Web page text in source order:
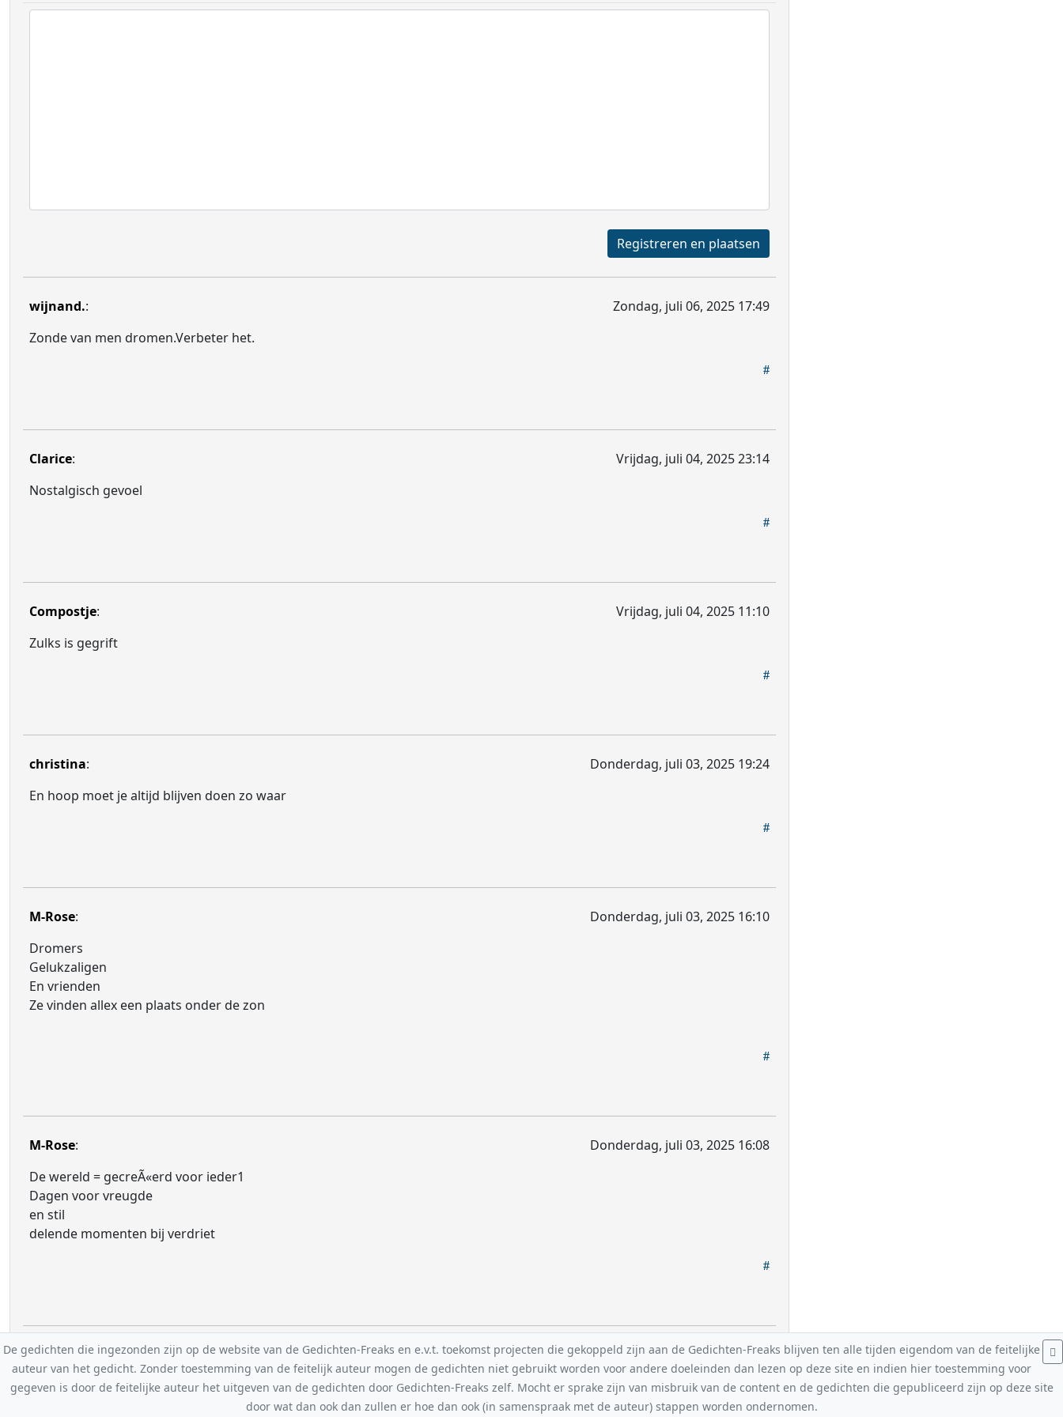
Registreren en plaatsen
wijnand.:
Zondag, juli 06, 2025 17:49
Zonde van men dromen.Verbeter het.
Clarice:
Vrijdag, juli 04, 2025 23:14
Nostalgisch gevoel
Compostje:
Vrijdag, juli 04, 2025 11:10
Zulks is gegrift
christina:
Donderdag, juli 03, 2025 19:24
En hoop moet je altijd blijven doen zo waar
M-Rose:
Donderdag, juli 03, 2025 16:10
Dromers
Gelukzaligen
En vrienden
Ze vinden allex een plaats onder de zon
M-Rose:
Donderdag, juli 03, 2025 16:08
De wereld = gecreÃ«erd voor ieder1
Dagen voor vreugde
en stil
delende momenten bij verdriet
De gedichten die ingezonden zijn op de website van de Gedichten-Freaks en e.v.t. toekomst projecten die gekoppeld zijn aan de Gedichten-Freaks blijven ten alle tijden eigendom van de feitelijke
auteur van het gedicht. Zonder toestemming van de feitelijk auteur mogen de gedichten niet gebruikt worden voor andere doeleinden dan lezen op deze site en indien hier toestemming voor
gegeven is door de feitelijke auteur het uitgeven van de gedichten door Gedichten-Freaks zelf. Mocht er sprake zijn van misbruik van de content en de gedichten die gepubliceerd zijn op deze site
door wat dan ook dan zullen er hoe dan ook (in samenspraak met de auteur) stappen worden ondernomen.